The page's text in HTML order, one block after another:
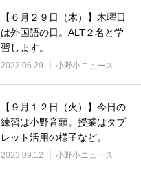
【６月２９日（木）】木曜日
は外国語の日。ALT２名と学
習します。
2023.06.29 小野小ニュース
【９月１２日（火）】今日の
練習は小野音頭。授業はタブ
レット活用の様子など。
2023.09.12 小野小ニュース